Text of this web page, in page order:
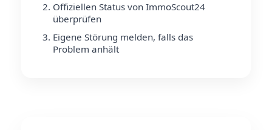
Offiziellen Status von ImmoScout24
überprüfen
Eigene Störung melden, falls das
Problem anhält